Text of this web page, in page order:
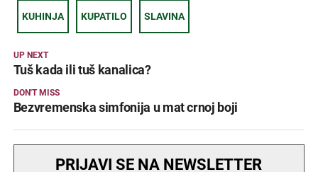
KUHINJA KUPATILO SLAVINA
UP NEXT
Tuš kada ili tuš kanalica?
DON'T MISS
Bezvremenska simfonija u mat crnoj boji
PRIJAVI SE NA NEWSLETTER